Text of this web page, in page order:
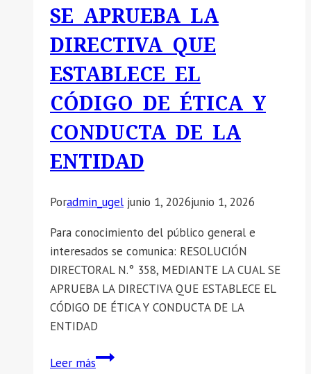
SE APRUEBA LA
DIRECTIVA QUE
ESTABLECE EL
CÓDIGO DE ÉTICA Y
CONDUCTA DE LA
ENTIDAD
Poradmin_ugel junio 1, 2026junio 1, 2026
Para conocimiento del público general e
interesados se comunica: RESOLUCIÓN
DIRECTORAL N.° 358, MEDIANTE LA CUAL SE
APRUEBA LA DIRECTIVA QUE ESTABLECE EL
CÓDIGO DE ÉTICA Y CONDUCTA DE LA
ENTIDAD
Leer más📣